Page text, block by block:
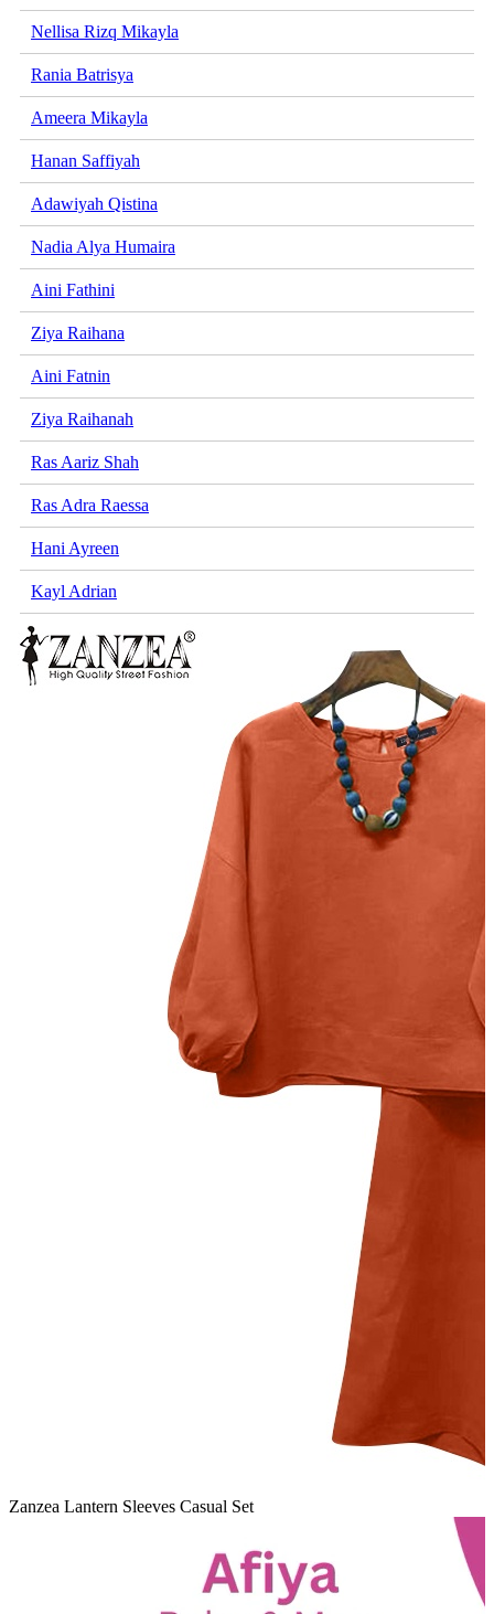
Nellisa Rizq Mikayla
Rania Batrisya
Ameera Mikayla
Hanan Saffiyah
Adawiyah Qistina
Nadia Alya Humaira
Aini Fathini
Ziya Raihana
Aini Fatnin
Ziya Raihanah
Ras Aariz Shah
Ras Adra Raessa
Hani Ayreen
Kayl Adrian
Zanzea Lantern Sleeves Casual Set